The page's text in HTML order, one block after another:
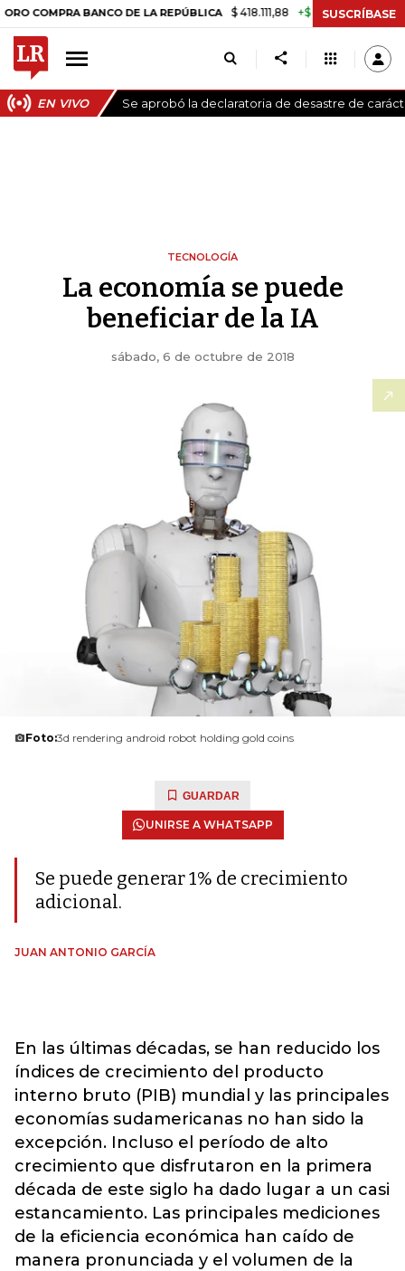
BANCO DE LA REPÚBLICA $ 418.111,88 +$ 9.612,91 +2,35%
SUSCRÍBASE
EN VIVO Se aprobó la declaratoria de desastre de
TECNOLOGÍA
La economía se puede
beneficiar de la IA
sábado, 6 de octubre de 2018
Foto:3d rendering android robot holding gold coins
GUARDAR
UNIRSE A WHATSAPP
Se puede generar 1% de crecimiento
adicional.
JUAN ANTONIO GARCÍA
En las últimas décadas, se han reducido los
índices de crecimiento del producto
interno bruto (PIB) mundial y las principales
economías sudamericanas no han sido la
excepción. Incluso el período de alto
crecimiento que disfrutaron en la primera
década de este siglo ha dado lugar a un casi
estancamiento. Las principales mediciones
de la eficiencia económica han caído de
manera pronunciada y el volumen de la